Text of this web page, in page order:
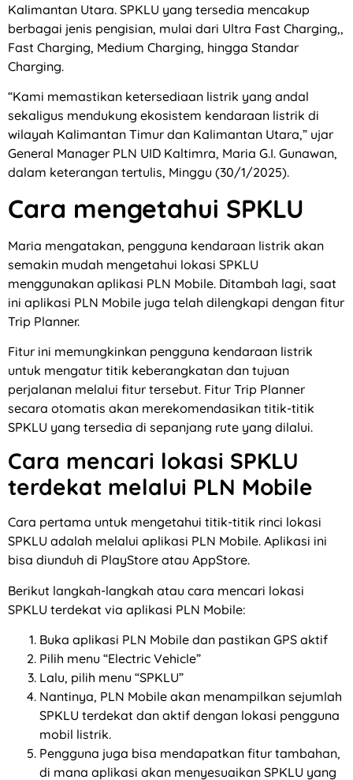
Kalimantan Utara. SPKLU yang tersedia mencakup
berbagai jenis pengisian, mulai dari Ultra Fast Charging,,
Fast Charging, Medium Charging, hingga Standar
Charging.
“Kami memastikan ketersediaan listrik yang andal
sekaligus mendukung ekosistem kendaraan listrik di
wilayah Kalimantan Timur dan Kalimantan Utara,” ujar
General Manager PLN UID Kaltimra, Maria G.I. Gunawan,
dalam keterangan tertulis, Minggu (30/1/2025).
Cara mengetahui SPKLU
Maria mengatakan, pengguna kendaraan listrik akan
semakin mudah mengetahui lokasi SPKLU
menggunakan aplikasi PLN Mobile. Ditambah lagi, saat
ini aplikasi PLN Mobile juga telah dilengkapi dengan fitur
Trip Planner.
Fitur ini memungkinkan pengguna kendaraan listrik
untuk mengatur titik keberangkatan dan tujuan
perjalanan melalui fitur tersebut. Fitur Trip Planner
secara otomatis akan merekomendasikan titik-titik
SPKLU yang tersedia di sepanjang rute yang dilalui.
Cara mencari lokasi SPKLU
terdekat melalui PLN Mobile
Cara pertama untuk mengetahui titik-titik rinci lokasi
SPKLU adalah melalui aplikasi PLN Mobile. Aplikasi ini
bisa diunduh di PlayStore atau AppStore.
Berikut langkah-langkah atau cara mencari lokasi
SPKLU terdekat via aplikasi PLN Mobile:
Buka aplikasi PLN Mobile dan pastikan GPS aktif
Pilih menu “Electric Vehicle”
Lalu, pilih menu “SPKLU”
Nantinya, PLN Mobile akan menampilkan sejumlah
SPKLU terdekat dan aktif dengan lokasi pengguna
mobil listrik.
Pengguna juga bisa mendapatkan fitur tambahan,
di mana aplikasi akan menyesuaikan SPKLU yang